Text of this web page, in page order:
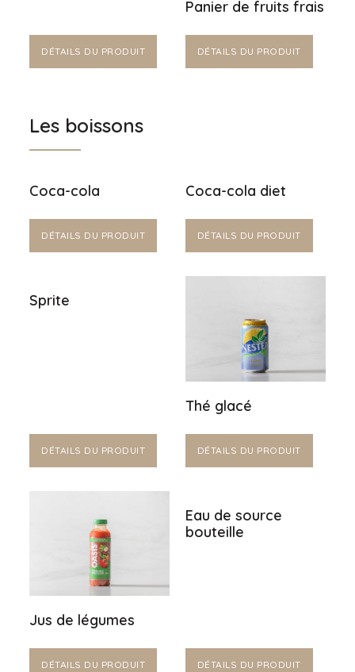
DÉTAILS DU PRODUIT
Panier de fruits frais
DÉTAILS DU PRODUIT
Les boissons
Coca-cola
DÉTAILS DU PRODUIT
Coca-cola diet
DÉTAILS DU PRODUIT
Sprite
DÉTAILS DU PRODUIT
Thé glacé
DÉTAILS DU PRODUIT
Jus de légumes
DÉTAILS DU PRODUIT
Eau de source
bouteille
DÉTAILS DU PRODUIT